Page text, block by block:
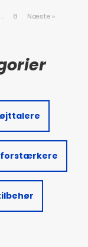
.. 8 Næste »